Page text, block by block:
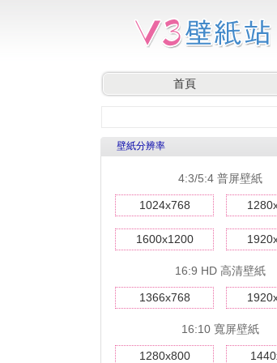
首頁
壁紙分辨率
4:3/5:4 普屏壁紙
1024x768
1600x1200
16:9 HD 高清壁紙
1366x768
16:10 寬屏壁紙
1280x800